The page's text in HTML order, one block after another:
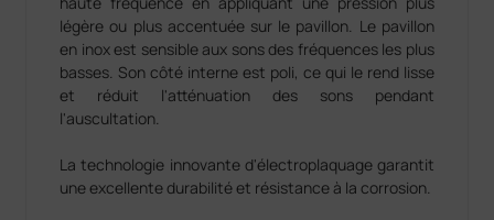
légère ou plus accentuée sur le pavillon. Le pavillon
en inox est sensible aux sons des fréquences les plus
basses. Son côté interne est poli, ce qui le rend lisse
et réduit l'atténuation des sons pendant
l'auscultation.
La technologie innovante d'électroplaquage garantit
une excellente durabilité et résistance à la corrosion.